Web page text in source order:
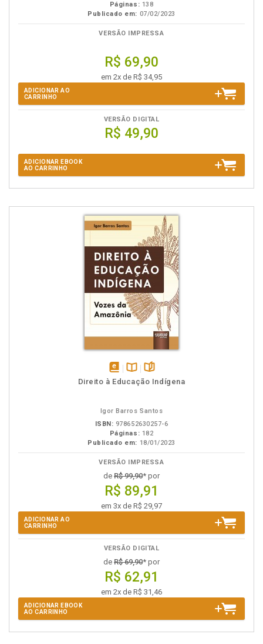
Páginas: 138
Publicado em: 07/02/2023
VERSÃO IMPRESSA
R$ 69,90
em 2x de R$ 34,95
ADICIONAR AO
CARRINHO
VERSÃO DIGITAL
R$ 49,90
ADICIONAR EBOOK
AO CARRINHO
disponívelDisponível
páginas
Direito à Educação Indígena
Igor Barros Santos
ISBN: 978652630257-6
Páginas: 182
Publicado em: 18/01/2023
VERSÃO IMPRESSA
de R$ 99,90* por
R$ 89,91
em 3x de R$ 29,97
ADICIONAR AO
CARRINHO
VERSÃO DIGITAL
de R$ 69,90* por
R$ 62,91
em 2x de R$ 31,46
ADICIONAR EBOOK
AO CARRINHO